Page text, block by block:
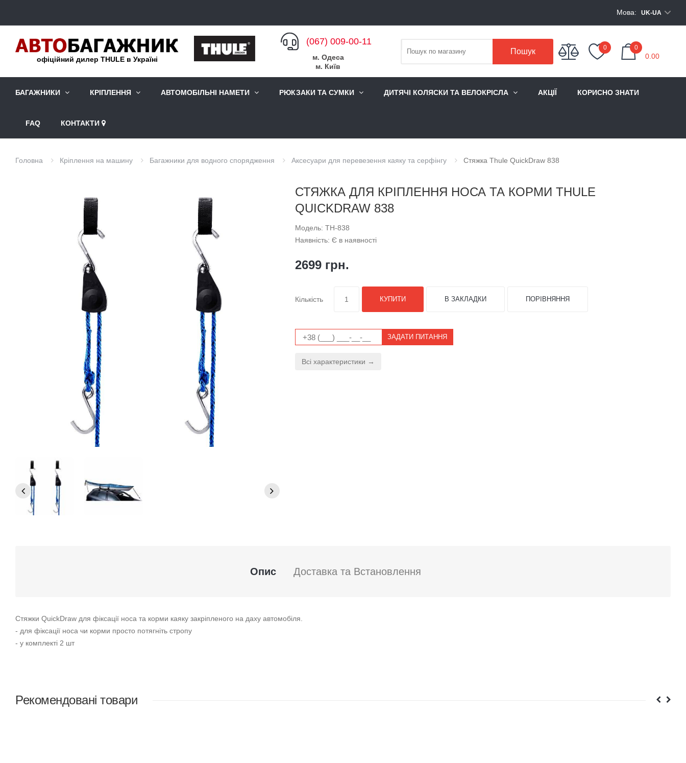
Мова: UK-UA
офіційний дилер THULE в Україні
(067) 009-00-11
м. Одеса
м. Київ
Пошук 0 0
0.00
БАГАЖНИКИ КРІПЛЕННЯ АВТОМОБІЛЬНІ НАМЕТИ РЮКЗАКИ ТА СУМКИ ДИТЯЧІ КОЛЯСКИ ТА ВЕЛОКРІСЛА АКЦІЇ КОРИСНО ЗНАТИ
FAQ КОНТАКТИ
Головна Кріплення на машину Багажники для водного спорядження Аксесуари для перевезення каяку та серфінгу Стяжка Thule QuickDraw 838
СТЯЖКА ДЛЯ КРІПЛЕННЯ НОСА ТА КОРМИ THULE
QUICKDRAW 838
Модель: TH-838
Наявність: Є в наявності
2699 грн.
Кількість КУПИТИ В ЗАКЛАДКИ ПОРІВНЯННЯ
ЗАДАТИ ПИТАННЯ
Всі характеристики →
Опис Доставка та Встановлення
Стяжки QuickDraw для фіксації носа та корми каяку закріпленого на даху автомобіля.
- для фіксації носа чи корми просто потягніть стропу
- у комплекті 2 шт
Рекомендовані товари